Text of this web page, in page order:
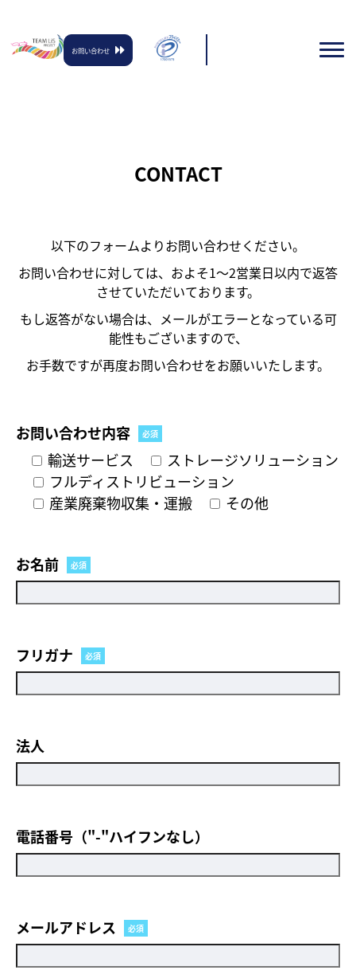
お問い合わせ
CONTACT
以下のフォームよりお問い合わせください。
お問い合わせに対しては、およそ1〜2営業日以内で返答
させていただいております。
もし返答がない場合は、メールがエラーとなっている可
能性もございますので、
お手数ですが再度お問い合わせをお願いいたします。
お問い合わせ内容 必須
輸送サービス
ストレージソリューション
フルディストリビューション
産業廃棄物収集・運搬
その他
お名前 必須
フリガナ 必須
法人
電話番号（"-"ハイフンなし）
メールアドレス 必須